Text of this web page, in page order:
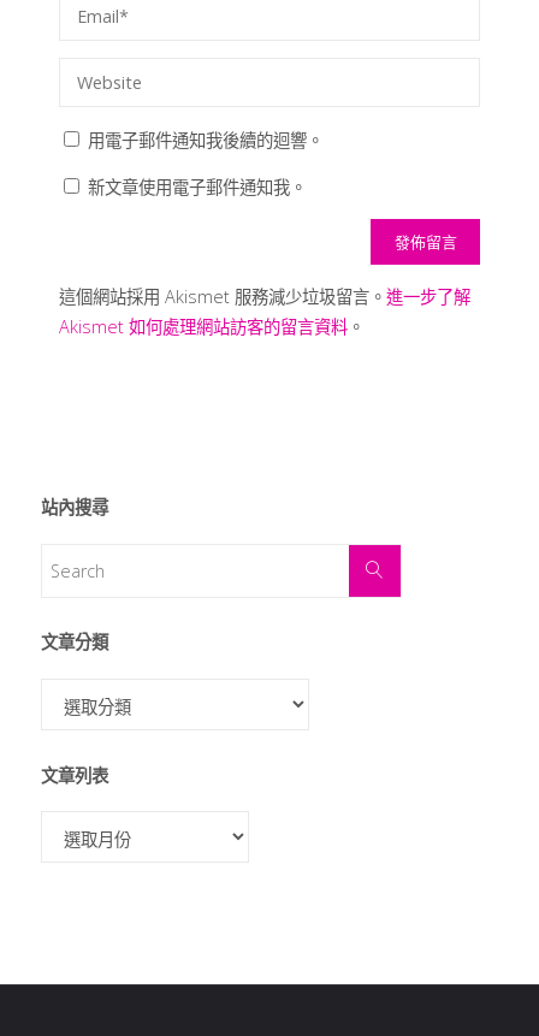
用電子郵件通知我後續的迴響。
新文章使用電子郵件通知我。
這個網站採用 Akismet 服務減少垃圾留言。 進一步了解
Akismet 如何處理網站訪客的留言資料。
站內搜尋
文章分類
文章列表